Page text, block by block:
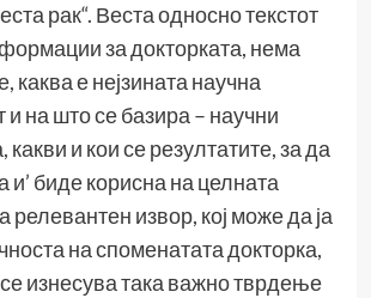
рак“. Веста односно текстот
за докторката, нема
каква е нејзината научна
и на што се базира – научни
и кои се резултатите, за да
и’ биде корисна на целната
релевантен извор, кој може да ја
на споменатата докторка,
изнесува така важно тврдење